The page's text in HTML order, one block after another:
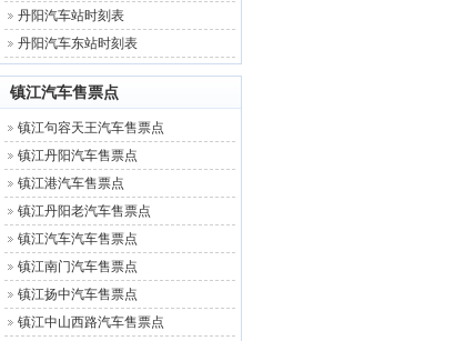
丹阳汽车站时刻表
丹阳汽车东站时刻表
镇江汽车售票点
镇江句容天王汽车售票点
镇江丹阳汽车售票点
镇江港汽车售票点
镇江丹阳老汽车售票点
镇江汽车汽车售票点
镇江南门汽车售票点
镇江扬中汽车售票点
镇江中山西路汽车售票点